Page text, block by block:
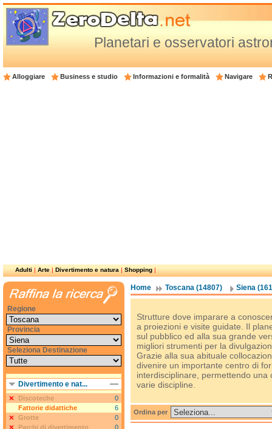
Planetari e osservatori
Alloggiare Business e studio Informazioni e formalità Navigare
Adulti|Arte|Divertimento e natura|Shopping|
Home Toscana (14807) Siena
Strutture dove imparare a
a proiezioni e visite guidate. Il
sul pubblico ed alla sua grande
migliori strumenti per la
Grazie alla sua abituale
divenire un importante centro di
interdisciplinare, permettendo
varie discipline.
Ordina per
Regione
Provincia
Seleziona Destinazione
Divertimento e nat...
Discoteche
0
Fattorie didattiche
6
Grotte
0
Parchi di divertimento
0